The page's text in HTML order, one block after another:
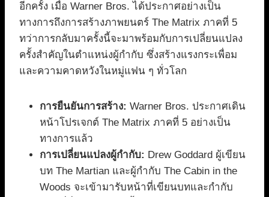
อีกครั้ง เมื่อ Warner Bros. ได้ประกาศอย่างเป็น
ทางการถึงการสร้างภาพยนตร์ The Matrix ภาคที่ 5
ทว่าการกลับมาครั้งนี้จะมาพร้อมกับการเปลี่ยนแปลง
ครั้งสำคัญในตำแหน่งผู้กำกับ ซึ่งสร้างแรงกระเพื่อม
และความคาดหวังในหมู่แฟน ๆ ทั่วโลก
การยืนยันการสร้าง: Warner Bros. ประกาศเดิน
หน้าโปรเจกต์ The Matrix ภาคที่ 5 อย่างเป็น
ทางการแล้ว
การเปลี่ยนแปลงผู้กำกับ: Drew Goddard ผู้เขียน
บท The Martian และผู้กำกับ The Cabin in the
Woods จะเข้ามารับหน้าที่เขียนบทและกำกับ